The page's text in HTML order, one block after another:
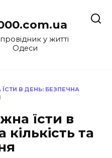
у житті
Одеси
В ДЕНЬ: БЕЗПЕЧНА
їсти в
та